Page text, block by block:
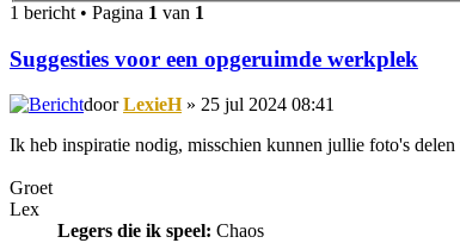
1 bericht • Pagina 1 van 1
Suggesties voor een opgeruimde werkplek
doorLexieH» 25 jul 2024 08:41
Ik heb inspiratie nodig, misschien kunnen jullie foto's
Groet
Lex
Legers die ik speel: Chaos